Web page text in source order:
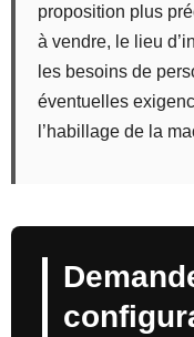
proposition plus
à vendre, le lieu
les besoins de
éventuelles
l’habillage de la